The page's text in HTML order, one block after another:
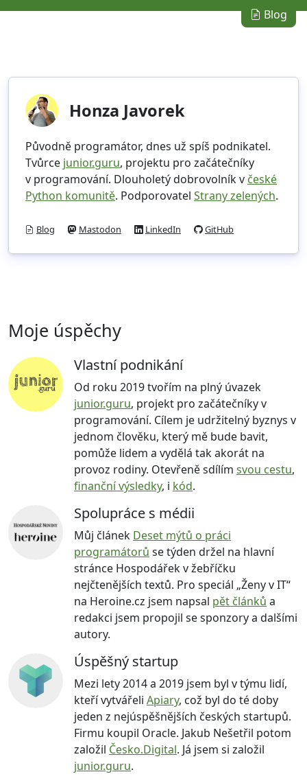
Blog
Honza Javorek
Původně programátor, dnes už spíš podnikatel.
Tvůrce junior.guru, projektu pro začátečníky
v programování. Dlouholetý dobrovolník v české
Python komunitě. Podporovatel Strany zelených.
Blog Mastodon LinkedIn GitHub
Moje úspěchy
Vlastní podnikání
Od roku 2019 tvořím na plný úvazek
junior.guru, projekt pro začátečníky v
programování. Cílem je udržitelný byznys v
jednom člověku, který mě bude bavit,
pomůže lidem a vydělá tak akorát na
provoz rodiny. Otevřeně sdílím svou cestu,
finanční výsledky, i kód.
Spolupráce s médii
Můj článek Deset mýtů o práci
programátorů se týden držel na hlavní
stránce Hospodářek v žebříčku
nejčtenějších textů. Pro speciál „Ženy v IT“
na Heroine.cz jsem napsal pět článků a
redakci jsem propojil se sponzory a dalšími
autory.
Úspěšný startup
Mezi lety 2014 a 2019 jsem byl v týmu lidí,
kteří vytvářeli Apiary, což byl do té doby
jeden z nejúspěšnějších českých startupů.
Firmu koupil Oracle. Jakub Nešetřil potom
založil Česko.Digital. Já jsem si založil
junior.guru.